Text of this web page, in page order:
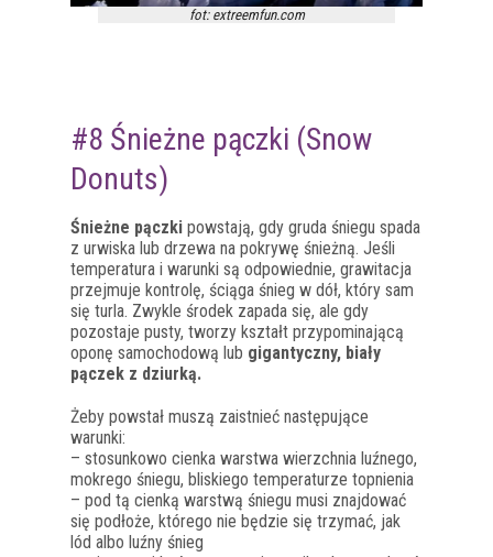
fot: extreemfun.com
#8 Śnieżne pączki (Snow
Donuts)
Śnieżne pączki powstają, gdy gruda śniegu spada
z urwiska lub drzewa na pokrywę śnieżną. Jeśli
temperatura i warunki są odpowiednie, grawitacja
przejmuje kontrolę, ściąga śnieg w dół, który sam
się turla. Zwykle środek zapada się, ale gdy
pozostaje pusty, tworzy kształt przypominającą
oponę samochodową lub gigantyczny, biały
pączek z dziurką.
Żeby powstał muszą zaistnieć następujące
warunki:
– stosunkowo cienka warstwa wierzchnia luźnego,
mokrego śniegu, bliskiego temperaturze topnienia
– pod tą cienką warstwą śniegu musi znajdować
się podłoże, którego nie będzie się trzymać, jak
lód albo luźny śnieg